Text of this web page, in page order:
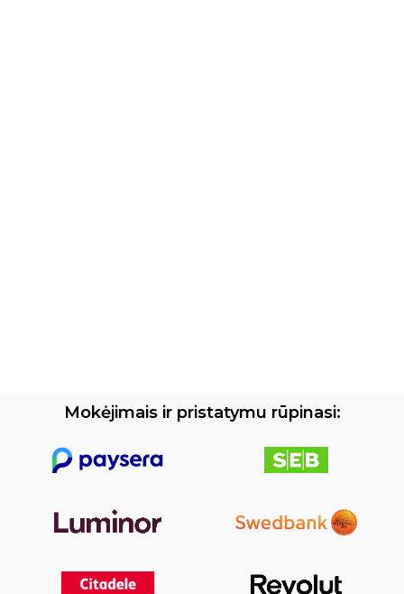
Mokėjimais ir pristatymu rūpinasi: